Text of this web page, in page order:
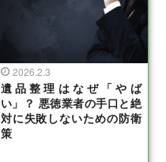
2026.2.3
遺品整理はなぜ「やば
い」？ 悪徳業者の手口と絶
対に失敗しないための防衛
策